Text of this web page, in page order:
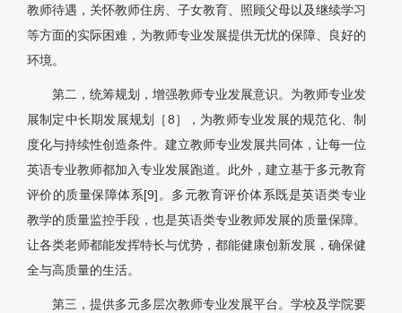
教师待遇，关怀教师住房、子女教育、照顾父母以及继续学习
等方面的实际困难，为教师专业发展提供无忧的保障、良好的
环境。
第二，统筹规划，增强教师专业发展意识。为教师专业发
展制定中长期发展规划［8］，为教师专业发展的规范化、制
度化与持续性创造条件。建立教师专业发展共同体，让每一位
英语专业教师都加入专业发展跑道。此外，建立基于多元教育
评价的质量保障体系[9]。多元教育评价体系既是英语类专业
教学的质量监控手段，也是英语类专业教师发展的质量保障。
让各类老师都能发挥特长与优势，都能健康创新发展，确保健
全与高质量的生活。
第三，提供多元多层次教师专业发展平台。学校及学院要